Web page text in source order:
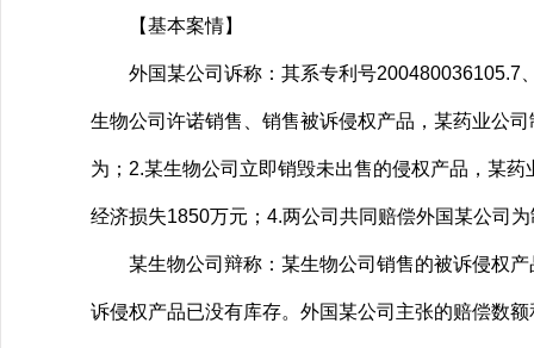
【基本案情】
外国某公司诉称：其系专利号200480036105.7、
生物公司许诺销售、销售被诉侵权产品，某药业公
为；2.某生物公司立即销毁未出售的侵权产品，某
经济损失1850万元；4.两公司共同赔偿外国某公司
某生物公司辩称：某生物公司销售的被诉侵权产
诉侵权产品已没有库存。外国某公司主张的赔偿数